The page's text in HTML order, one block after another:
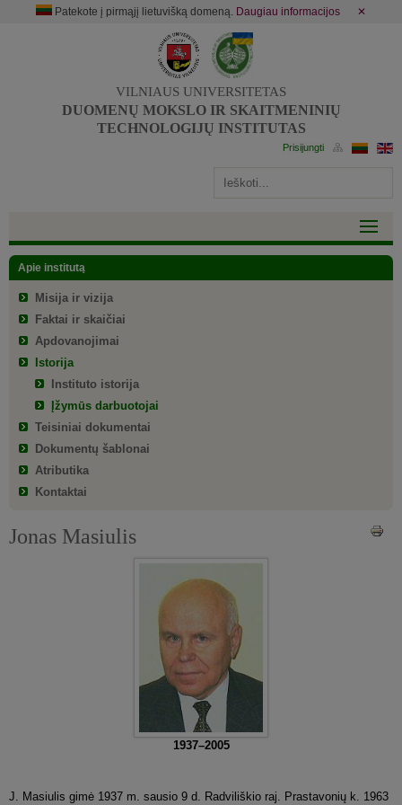
Patekote į pirmąjį lietuvišką domeną. Daugiau informacijos ✕
VILNIAUS UNIVERSITETAS
DUOMENŲ MOKSLO IR SKAITMENINIŲ
TECHNOLOGIJŲ INSTITUTAS
Apie institutą
Misija ir vizija
Faktai ir skaičiai
Apdovanojimai
Istorija
Instituto istorija
Įžymūs darbuotojai
Teisiniai dokumentai
Dokumentų šablonai
Atributika
Kontaktai
Jonas Masiulis
1937–2005
J. Masiulis gimė 1937 m. sausio 9 d. Radviliškio raj. Prastavonių k. 1963